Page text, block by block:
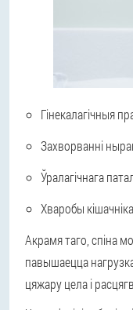
Гінекалагічныя
Захворванні
Ўралагічнага
Хваробы
Акрамя таго, спіна
павышаецца
цяжару цела і